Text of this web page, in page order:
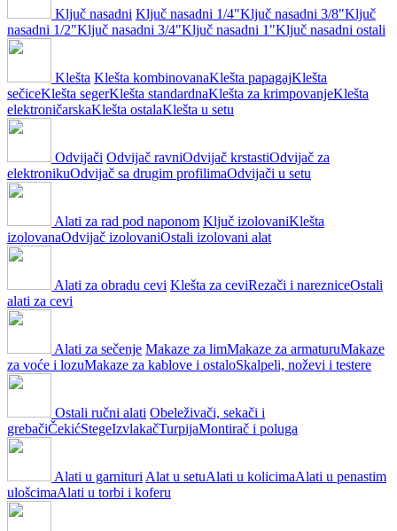
Ključ nasadni Ključ nasadni 1/4"Ključ nasadni 3/8"Ključ
nasadni 1/2"Ključ nasadni 3/4"Ključ nasadni 1"Ključ nasadni ostali
Klešta Klešta kombinovanaKlešta papagajKlešta
sečiceKlešta segerKlešta standardnaKlešta za krimpovanjeKlešta
elektroničarskaKlešta ostalaKlešta u setu
Odvijači Odvijač ravniOdvijač krstastiOdvijač za
elektronikuOdvijač sa drugim profilimaOdvijači u setu
Alati za rad pod naponom Ključ izolovaniKlešta
izolovanaOdvijač izolovaniOstali izolovani alat
Alati za obradu cevi Klešta za ceviRezači i narezniceOstali
alati za cevi
Alati za sečenje Makaze za limMakaze za armaturuMakaze
za voće i lozuMakaze za kablove i ostaloSkalpeli, noževi i testere
Ostali ručni alati Obeleživači, sekači i
grebačiČekićStegeIzvlakačTurpijaMontirač i poluga
Alati u garnituri Alat u setuAlati u kolicimaAlati u penastim
ulošcimaAlati u torbi i koferu